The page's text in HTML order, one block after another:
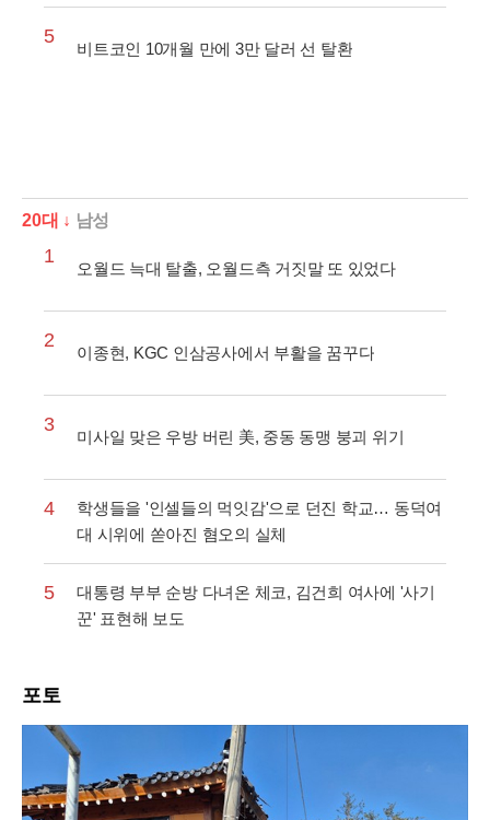
5
비트코인 10개월 만에 3만 달러 선 탈환
20대 ↓ 남성
1
오월드 늑대 탈출, 오월드측 거짓말 또 있었다
2
이종현, KGC 인삼공사에서 부활을 꿈꾸다
3
미사일 맞은 우방 버린 美, 중동 동맹 붕괴 위기
4
학생들을 '인셀들의 먹잇감'으로 던진 학교… 동덕여
대 시위에 쏟아진 혐오의 실체
5
대통령 부부 순방 다녀온 체코, 김건희 여사에 '사기
꾼' 표현해 보도
포토